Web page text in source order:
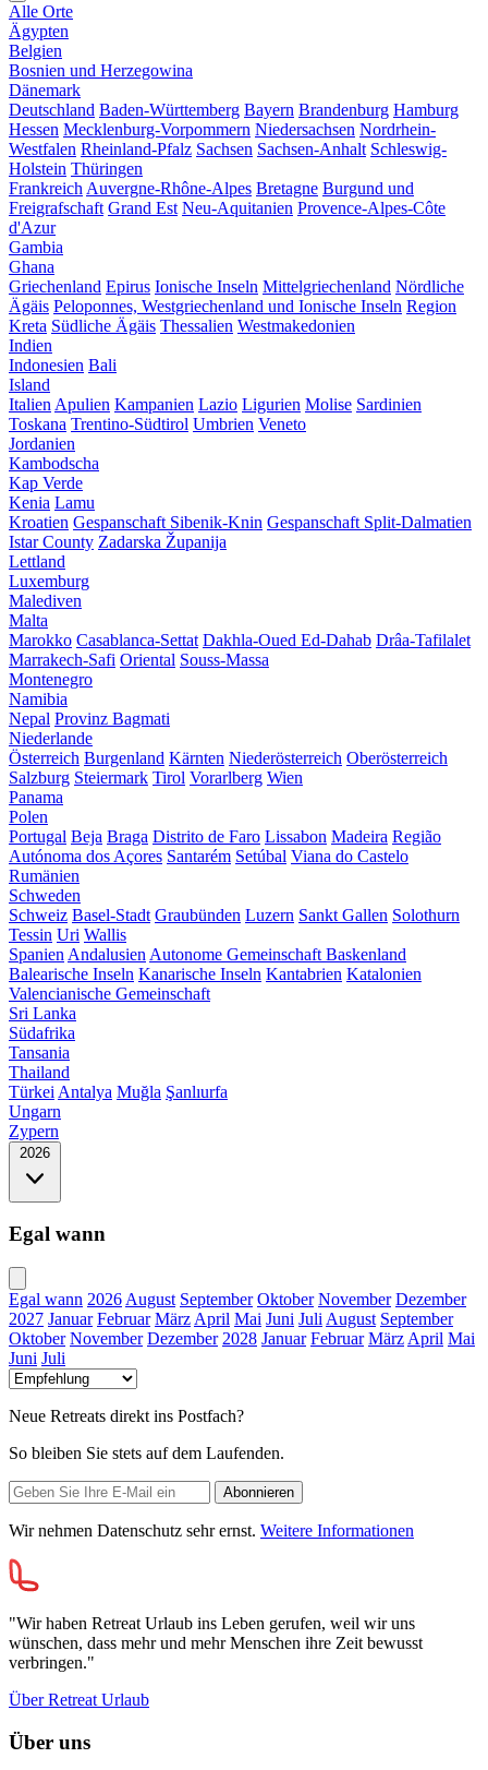
Alle Orte
Ägypten
Belgien
Bosnien und Herzegowina
Dänemark
Deutschland Baden-Württemberg Bayern Brandenburg Hamburg
Hessen Mecklenburg-Vorpommern Niedersachsen Nordrhein-
Westfalen Rheinland-Pfalz Sachsen Sachsen-Anhalt Schleswig-
Holstein Thüringen
Frankreich Auvergne-Rhône-Alpes Bretagne Burgund und
Freigrafschaft Grand Est Neu-Aquitanien Provence-Alpes-Côte
d'Azur
Gambia
Ghana
Griechenland Epirus Ionische Inseln Mittelgriechenland Nördliche
Ägäis Peloponnes, Westgriechenland und Ionische Inseln Region
Kreta Südliche Ägäis Thessalien Westmakedonien
Indien
Indonesien Bali
Island
Italien Apulien Kampanien Lazio Ligurien Molise Sardinien
Toskana Trentino-Südtirol Umbrien Veneto
Jordanien
Kambodscha
Kap Verde
Kenia Lamu
Kroatien Gespanschaft Sibenik-Knin Gespanschaft Split-Dalmatien
Istar County Zadarska Županija
Lettland
Luxemburg
Malediven
Malta
Marokko Casablanca-Settat Dakhla-Oued Ed-Dahab Drâa-Tafilalet
Marrakech-Safi Oriental Souss-Massa
Montenegro
Namibia
Nepal Provinz Bagmati
Niederlande
Österreich Burgenland Kärnten Niederösterreich Oberösterreich
Salzburg Steiermark Tirol Vorarlberg Wien
Panama
Polen
Portugal Beja Braga Distrito de Faro Lissabon Madeira Região
Autónoma dos Açores Santarém Setúbal Viana do Castelo
Rumänien
Schweden
Schweiz Basel-Stadt Graubünden Luzern Sankt Gallen Solothurn
Tessin Uri Wallis
Spanien Andalusien Autonome Gemeinschaft Baskenland
Balearische Inseln Kanarische Inseln Kantabrien Katalonien
Valencianische Gemeinschaft
Sri Lanka
Südafrika
Tansania
Thailand
Türkei Antalya Muğla Şanlıurfa
Ungarn
Zypern
2026
Egal wann
Egal wann 2026 August September Oktober November Dezember
2027 Januar Februar März April Mai Juni Juli August September
Oktober November Dezember 2028 Januar Februar März April Mai
Juni Juli
Neue Retreats direkt ins Postfach?
So bleiben Sie stets auf dem Laufenden.
Wir nehmen Datenschutz sehr ernst. Weitere Informationen
"Wir haben Retreat Urlaub ins Leben gerufen, weil wir uns
wünschen, dass mehr und mehr Menschen ihre Zeit bewusst
verbringen."
Über Retreat Urlaub
Über uns